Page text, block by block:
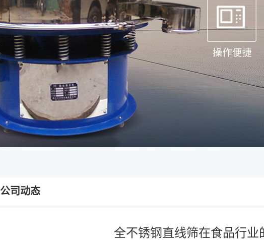
公司动态
全不锈钢直线筛在食品行业